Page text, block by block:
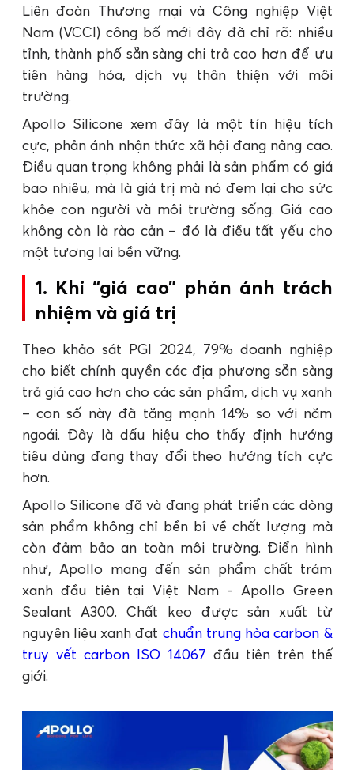
Liên đoàn Thương mại và Công nghiệp Việt
Nam (VCCI) công bố mới đây đã chỉ rõ: nhiều
tỉnh, thành phố sẵn sàng chi trả cao hơn để ưu
tiên hàng hóa, dịch vụ thân thiện với môi
trường.
Apollo Silicone xem đây là một tín hiệu tích
cực, phản ánh nhận thức xã hội đang nâng cao.
Điều quan trọng không phải là sản phẩm có giá
bao nhiêu, mà là giá trị mà nó đem lại cho sức
khỏe con người và môi trường sống. Giá cao
không còn là rào cản – đó là điều tất yếu cho
một tương lai bền vững.
1. Khi “giá cao” phản ánh trách
nhiệm và giá trị
Theo khảo sát PGI 2024, 79% doanh nghiệp
cho biết chính quyền các địa phương sẵn sàng
trả giá cao hơn cho các sản phẩm, dịch vụ xanh
– con số này đã tăng mạnh 14% so với năm
ngoái. Đây là dấu hiệu cho thấy định hướng
tiêu dùng đang thay đổi theo hướng tích cực
hơn.
Apollo Silicone đã và đang phát triển các dòng
sản phẩm không chỉ bền bỉ về chất lượng mà
còn đảm bảo an toàn môi trường. Điển hình
như, Apollo mang đến sản phẩm chất trám
xanh đầu tiên tại Việt Nam - Apollo Green
Sealant A300. Chất keo được sản xuất từ
nguyên liệu xanh đạt chuẩn trung hòa carbon &
truy vết carbon ISO 14067 đầu tiên trên thế
giới.